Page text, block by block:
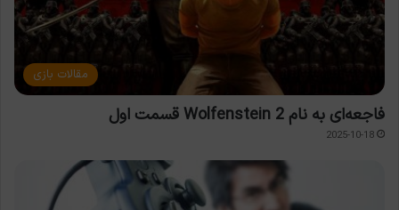
مقالات بازی
فاجعه‌ای به نام Wolfenstein 2 قسمت اول
2025-10-18